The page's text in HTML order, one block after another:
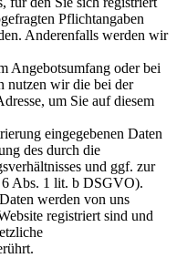
Pflichtangaben
Anderenfalls werden wir
Angebotsumfang oder bei
nutzen wir die bei der
um Sie auf diesem
eingegebenen Daten
des durch die
und ggf. zur
Abs. 1 lit. b DSGVO).
werden von uns
registriert sind und